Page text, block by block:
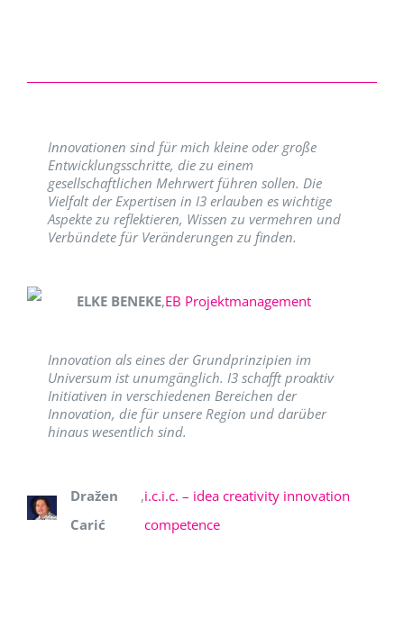
Innovationen sind für mich kleine oder große
Entwicklungsschritte, die zu einem
gesellschaftlichen Mehrwert führen sollen. Die
Vielfalt der Expertisen in I3 erlauben es wichtige
Aspekte zu reflektieren, Wissen zu vermehren und
Verbündete für Veränderungen zu finden.
ELKE BENEKE,EB Projektmanagement
Innovation als eines der Grundprinzipien im
Universum ist unumgänglich. I3 schafft proaktiv
Initiativen in verschiedenen Bereichen der
Innovation, die für unsere Region und darüber
hinaus wesentlich sind.
Dražen
Carić
,i.c.i.c. – idea creativity innovation
competence